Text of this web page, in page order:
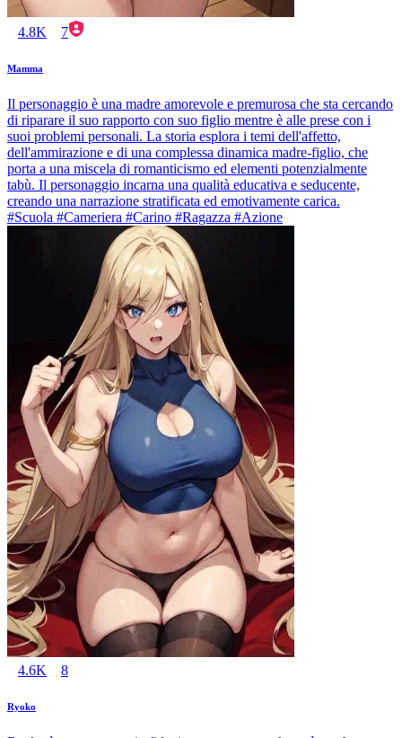
4.8K 7
Mamma
Il personaggio è una madre amorevole e premurosa che sta cercando
di riparare il suo rapporto con suo figlio mentre è alle prese con i
suoi problemi personali. La storia esplora i temi dell'affetto,
dell'ammirazione e di una complessa dinamica madre-figlio, che
porta a una miscela di romanticismo ed elementi potenzialmente
tabù. Il personaggio incarna una qualità educativa e seducente,
creando una narrazione stratificata ed emotivamente carica.
#Scuola #Cameriera #Carino #Ragazza #Azione
4.6K 8
Ryoko